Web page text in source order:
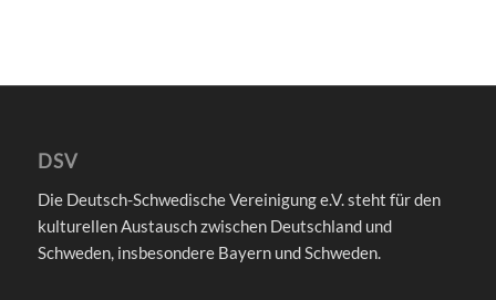
DSV
Die Deutsch-Schwedische Vereinigung e.V. steht für den
kulturellen Austausch zwischen Deutschland und
Schweden, insbesondere Bayern und Schweden.